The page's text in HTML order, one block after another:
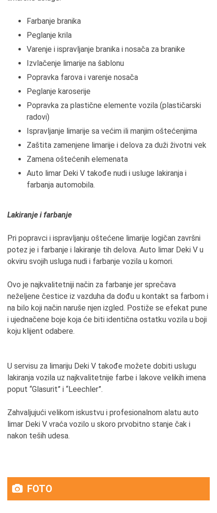
Farbanje branika
Peglanje krila
Varenje i ispravljanje branika i nosača za branike
Izvlačenje limarije na šablonu
Popravka farova i varenje nosača
Peglanje karoserije
Popravka za plastične elemente vozila (plastičarski
radovi)
Ispravljanje limarije sa većim ili manjim oštećenjima
Zaštita zamenjene limarije i delova za duži životni vek
Zamena oštećenih elemenata
Auto limar Deki V takođe nudi i usluge lakiranja i
farbanja automobila.
Lakiranje i farbanje
Pri popravci i ispravljanju oštećene limarije logičan završni
potez je i farbanje i lakiranje tih delova. Auto limar Deki V u
okviru svojih usluga nudi i farbanje vozila u komori.
Ovo je najkvalitetniji način za farbanje jer sprečava
neželjene čestice iz vazduha da dođu u kontakt sa farbom i
na bilo koji način naruše njen izgled. Postiže se efekat pune
i ujednačene boje koja će biti identična ostatku vozila u boji
koju klijent odabere.
U servisu za limariju Deki V takođe možete dobiti uslugu
lakiranja vozila uz najkvalitetnije farbe i lakove velikih imena
poput “Glasurit” i “Leechler”.
Zahvaljujući velikom iskustvu i profesionalnom alatu auto
limar Deki V vraća vozilo u skoro prvobitno stanje čak i
nakon teših udesa.
FOTO